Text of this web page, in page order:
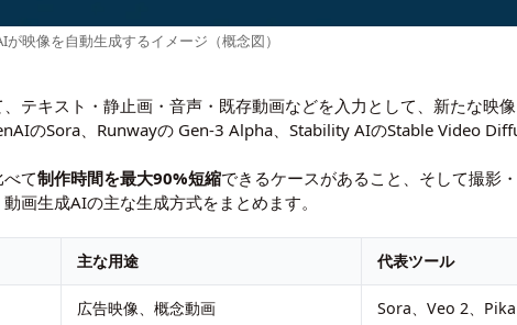
が映像を自動生成するイメージ（概念図）
テキスト・静止画・音声・既存動画などを入力として、新たな映
のSora、 Runwayの Gen-3 Alpha、Stability AIのStable Video
べて制作時間を最大90%短縮できるケースがあること、そして撮影
画生成AIの主な生成方式をまとめます。
主な用途 代表ツール
広告映像、概念動画 Sora、Veo 2、Pika